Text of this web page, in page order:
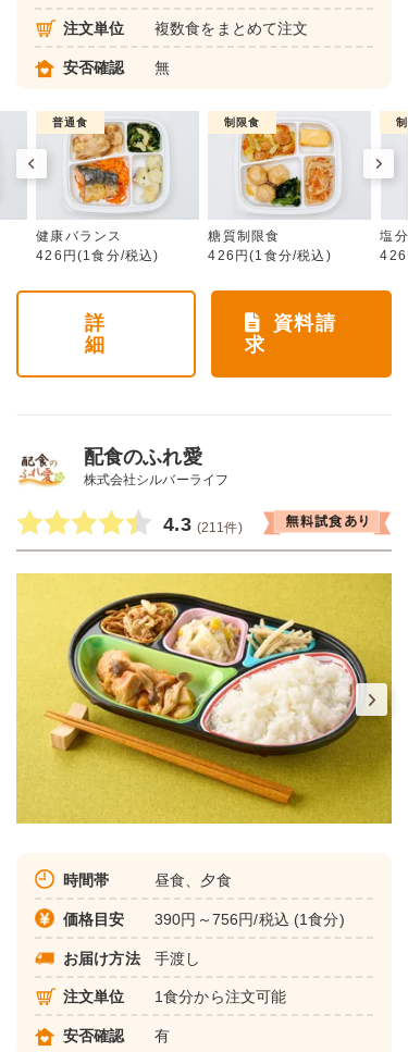
注文単位 複数食をまとめて注文
安否確認 無
普通食
健康バランス
426円(1食分/税込)
制限食
糖質制限食
426円(1食分/税込)
塩
詳
細
資料請
求
配食のふれ愛
株式会社シルバーライフ
4.3 (211件)
時間帯 昼食、夕食
価格目安 390円～756円/税込 (1食分)
お届け方法 手渡し
注文単位 1食分から注文可能
安否確認 有